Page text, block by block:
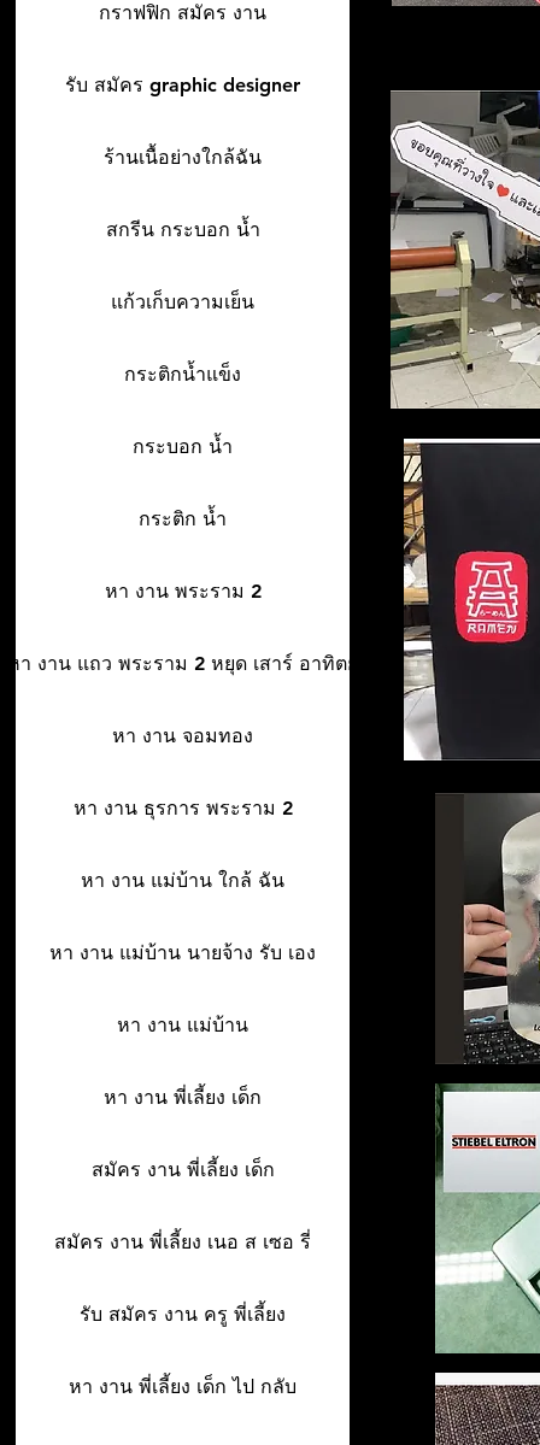
กราฟฟิก สมัคร งาน
รับ สมัคร graphic designer
ร้านเนื้อย่างใกล้ฉัน
สกรีน กระบอก น้ำ
แก้วเก็บความเย็น
กระติกน้ำแข็ง
กระบอก น้ำ
กระติก น้ำ
หา งาน พระราม 2
หา งาน แถว พระราม 2 หยุด เสาร์ อาทิตย์
หา งาน จอมทอง
หา งาน ธุรการ พระราม 2
หา งาน แม่บ้าน ใกล้ ฉัน
หา งาน แม่บ้าน นายจ้าง รับ เอง
หา งาน แม่บ้าน
หา งาน พี่เลี้ยง เด็ก
สมัคร งาน พี่เลี้ยง เด็ก
สมัคร งาน พี่เลี้ยง เนอ ส เซอ รี่
รับ สมัคร งาน ครู พี่เลี้ยง
หา งาน พี่เลี้ยง เด็ก ไป กลับ